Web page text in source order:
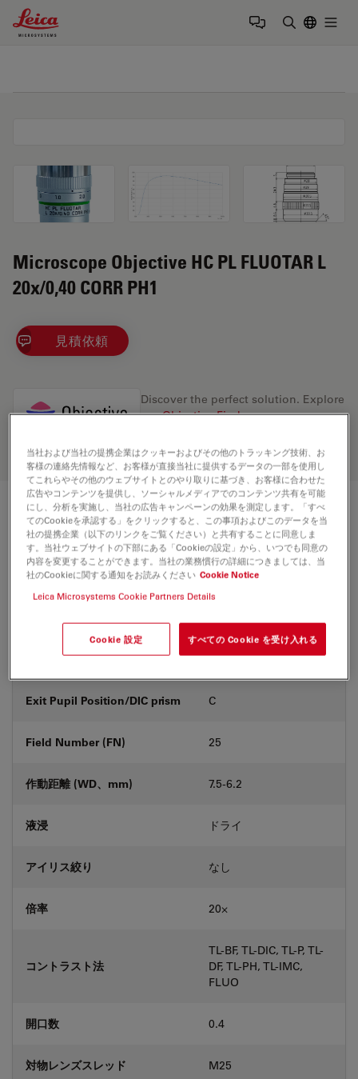
Leica Microsystems Logo
Microscope Objective HC PL FLUOTAR L
20x/0,40 CORR PH1
見積依頼
Discover the perfect solution. Explore
ourObjective Finder, compare
your needs.
技術仕様
製品番号 11506243
カバーガラス あり&なし
Exit Pupil Position/DIC prism C
Field Number (FN) 25
作動距離 (WD、mm) 7.5-6.2
液浸 ドライ
アイリス絞り なし
倍率 20⨉
コントラスト法
TL-BF, TL-DIC, TL-P, TL-
DF, TL-PH, TL-IMC,
FLUO
開口数 0.4
対物レンズスレッド M25
当社および当社の提携企業はクッキーおよびその他のトラッキング技術、お
客様の連絡先情報など、お客様が直接当社に提供するデータの一部を使用し
てこれらやその他のウェブサイトとのやり取りに基づき、お客様に合わせた
広告やコンテンツを提供し、ソーシャルメディアでのコンテンツ共有を可能
にし、分析を実施し、当社の広告キャンペーンの効果を測定します。「すべ
てのCookieを承認する」をクリックすると、この事項およびこのデータを当
社の提携企業（以下のリンクをご覧ください）と共有することに同意しま
す。当社ウェブサイトの下部にある「Cookieの設定」から、いつでも同意の
内容を変更することができます。当社の業務慣行の詳細につきましては、当
社のCookieに関する通知をお読みください Cookie Notice
Leica Microsystems Cookie Partners Details
Cookie 設定 すべての Cookie を受け入れる